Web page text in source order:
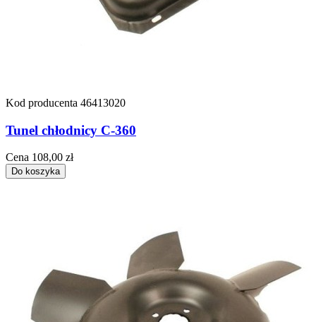
Kod producenta 46413020
Tunel chłodnicy C-360
Cena 108,00 zł
Do koszyka